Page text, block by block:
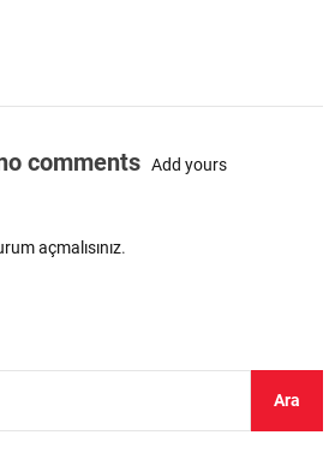
comments Add yours
açmalısınız.
Ara